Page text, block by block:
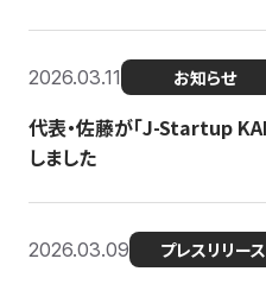
2026.03.11 お知らせ
代表・佐藤が「J-Startup
しました
2026.03.09 プレスリリース